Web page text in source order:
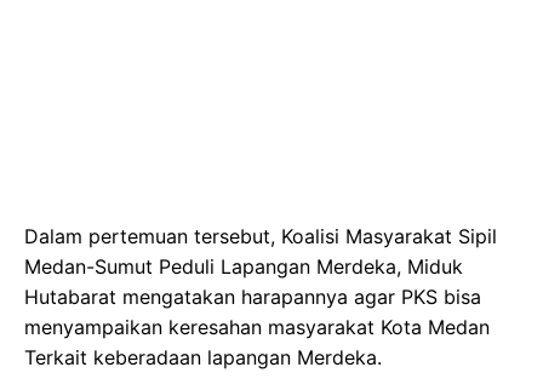
Dalam pertemuan tersebut, Koalisi Masyarakat Sipil
Medan-Sumut Peduli Lapangan Merdeka, Miduk
Hutabarat mengatakan harapannya agar PKS bisa
menyampaikan keresahan masyarakat Kota Medan
Terkait keberadaan lapangan Merdeka.